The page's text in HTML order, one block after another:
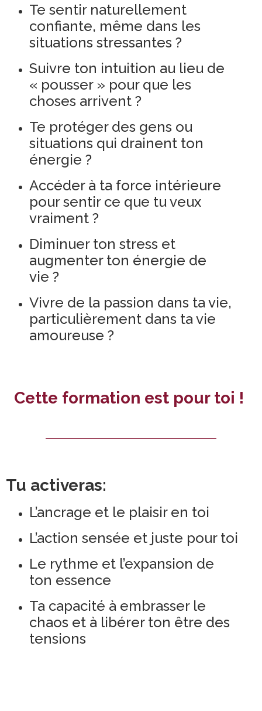
Te sentir naturellement
confiante, même dans les
situations stressantes ?
Suivre ton intuition au lieu de
« pousser » pour que les
choses arrivent ?
Te protéger des gens ou
situations qui drainent ton
énergie ?
Accéder à ta force intérieure
pour sentir ce que tu veux
vraiment ?
Diminuer ton stress et
augmenter ton énergie de
vie ?
Vivre de la passion dans ta vie,
particulièrement dans ta vie
amoureuse ?
Cette formation est pour toi !
Tu activeras:
L’ancrage et le plaisir en toi
L’action sensée et juste pour toi
Le rythme et l’expansion de
ton essence
Ta capacité à embrasser le
chaos et à libérer ton être des
tensions